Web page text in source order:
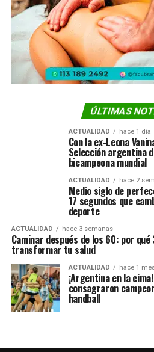
ÚLTIMAS
ACTUALIDAD hace 1 día
Con la ex-Leona
Selección argentina
bicampeona mundial
ACTUALIDAD hace 2
Medio siglo de
17 segundos que
deporte
ACTUALIDAD hace 3 semanas
Caminar después de los 60: por
transformar tu salud
ACTUALIDAD hace 1
¡Argentina en la
consagraron
handball